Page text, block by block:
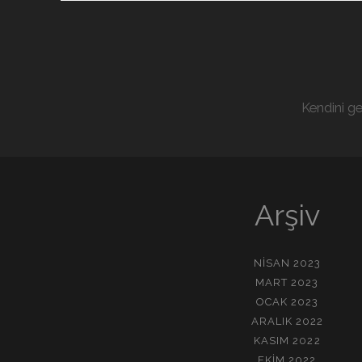
Kendini
Arşiv
NISAN 2023
MART 2023
OCAK 2023
ARALIK 2022
KASIM 2022